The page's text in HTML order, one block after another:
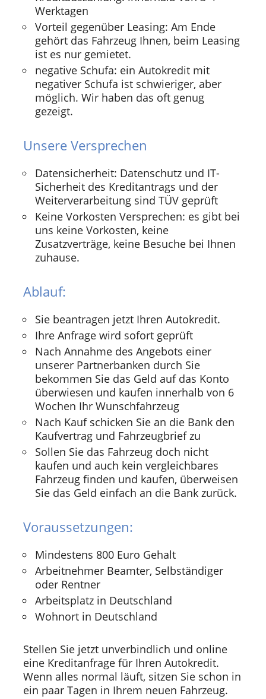
Werktagen
Vorteil gegenüber Leasing: Am Ende
gehört das Fahrzeug Ihnen, beim Leasing
ist es nur gemietet.
negative Schufa: ein Autokredit mit
negativer Schufa ist schwieriger, aber
möglich. Wir haben das oft genug
gezeigt.
Unsere Versprechen
Datensicherheit: Datenschutz und IT-
Sicherheit des Kreditantrags und der
Weiterverarbeitung sind TÜV geprüft
Keine Vorkosten Versprechen: es gibt bei
uns keine Vorkosten, keine
Zusatzverträge, keine Besuche bei Ihnen
zuhause.
Ablauf:
Sie beantragen jetzt Ihren Autokredit.
Ihre Anfrage wird sofort geprüft
Nach Annahme des Angebots einer
unserer Partnerbanken durch Sie
bekommen Sie das Geld auf das Konto
überwiesen und kaufen innerhalb von 6
Wochen Ihr Wunschfahrzeug
Nach Kauf schicken Sie an die Bank den
Kaufvertrag und Fahrzeugbrief zu
Sollen Sie das Fahrzeug doch nicht
kaufen und auch kein vergleichbares
Fahrzeug finden und kaufen, überweisen
Sie das Geld einfach an die Bank zurück.
Voraussetzungen:
Mindestens 800 Euro Gehalt
Arbeitnehmer Beamter, Selbständiger
oder Rentner
Arbeitsplatz in Deutschland
Wohnort in Deutschland
Stellen Sie jetzt unverbindlich und online
eine Kreditanfrage für Ihren Autokredit.
Wenn alles normal läuft, sitzen Sie schon in
ein paar Tagen in Ihrem neuen Fahrzeug.